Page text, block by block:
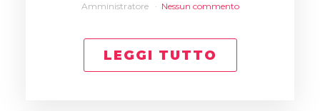
Amministratore Nessun commento
LEGGI TUTTO